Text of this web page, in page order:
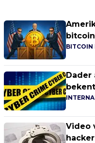
BITCOIN
Dader
Video